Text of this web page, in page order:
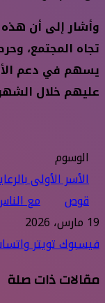
وأشار إلى أن هذه
تجاه المجتمع،
يسهم في دعم
عليهم خلال
الوسوم
الأسر الأولى
قوص
مع
19 مارس، 2026
فيسبوكتويتر
مقالات ذات صلة